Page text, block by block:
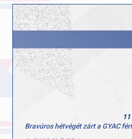
Bravúros hétvégét zárt a GYAC